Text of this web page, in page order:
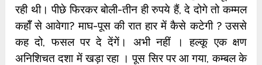
रही थी। पीछे फिरकर बोली-तीन ही रुपये हैं, दे दोगे तो कम्मल
कहॉँ से आवेगा? माघ-पूस की रात हार में कैसे कटेगी ? उससे
कह दो, फसल पर दे देंगें। अभी नहीं । हल्कू एक क्षण
अनिशिचत दशा में खड़ा रहा । पूस सिर पर आ गया, कम्बल के